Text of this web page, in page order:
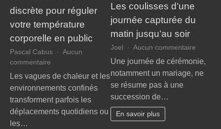
discrète pour réguler
votre température
corporelle en public
Pascal Cabus
Aucun
commentaire
Fluxofan
la
solution
discrète
Les vagues de chaleur et les
environnements confinés
transforment parfois les
déplacements quotidiens ou
les…
Les coulisses d’une
journée capturée du
matin jusqu’au soir
Joel Aucun commentaire
Les
d’une
Une journée de cérémonie,
notamment un mariage, ne
se résume pas à une
succession de…
En savoir plus